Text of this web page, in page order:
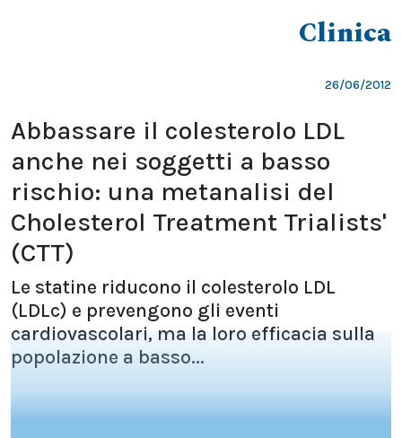
Clinica
26/06/2012
Abbassare il colesterolo LDL
anche nei soggetti a basso
rischio: una metanalisi del
Cholesterol Treatment Trialists'
(CTT)
Le statine riducono il colesterolo LDL
(LDLc) e prevengono gli eventi
cardiovascolari, ma la loro efficacia sulla
popolazione a basso...